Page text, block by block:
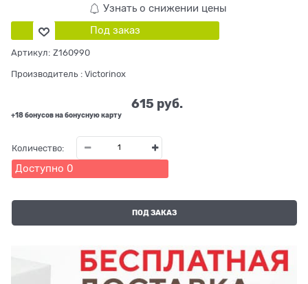
Узнать о снижении цены
Под заказ
Артикул: Z160990
Производитель : Victorinox
615 руб.
+18 бонусов на бонусную карту
Количество:
Доступно 0
ПОД ЗАКАЗ